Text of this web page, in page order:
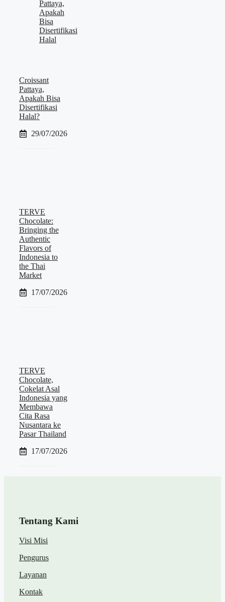
Croissant
Pattaya,
Apakah Bisa
Disertifikasi
Halal?
29/07/2026
TERVE
Chocolate:
Bringing the
Authentic
Flavors of
Indonesia to
the Thai
Market
17/07/2026
TERVE
Chocolate,
Cokelat Asal
Indonesia yang
Membawa
Cita Rasa
Nusantara ke
Pasar Thailand
17/07/2026
Tentang Kami
Visi Misi
Pengurus
Layanan
Kontak